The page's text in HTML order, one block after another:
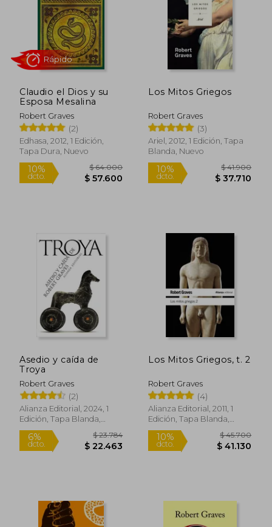
Claudio el Dios y su
Esposa Mesalina
Robert Graves
(2)
Edhasa, 2012, 1 Edición,
Tapa Dura, Nuevo
10%
dcto.
$ 64.000
Rápido
Los Mitos Griegos
Robert Graves
(3)
Ariel, 2012, 1 Edición, Tapa
Blanda, Nuevo
10%
dcto.
Asedio y caída de
Troya
Robert Graves
(2)
Alianza Editorial, 2024, 1
Edición, Tapa Blanda,
Nuevo
Los Mitos Griegos, t. 2
Robert Graves
(4)
Alianza Editorial, 2011, 1
Edición, Tapa Blanda,
Nuevo